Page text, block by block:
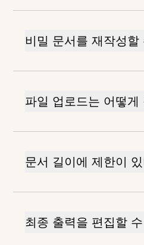
비밀 문서를 재작성할
파일 업로드는 어떻게
문서 길이에 제한이
최종 출력을 편집할